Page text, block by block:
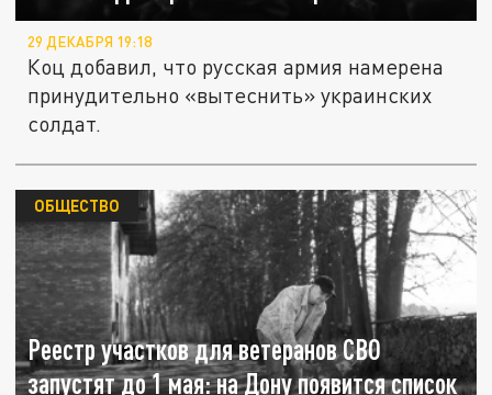
29 ДЕКАБРЯ 19:18
Коц добавил, что русская армия намерена
принудительно «вытеснить» украинских
солдат.
Реестр участков для ветеранов СВО
запустят до 1 мая: на Дону появится список
ОБЩЕСТВО